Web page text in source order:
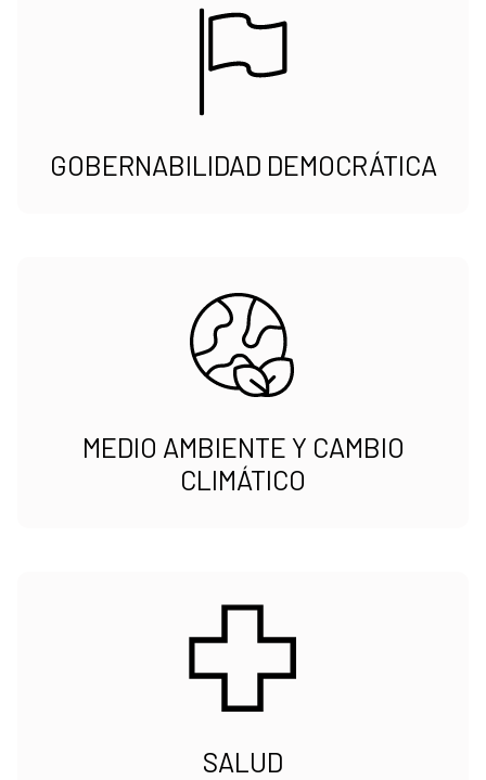
GOBERNABILIDAD DEMOCRÁTICA
MEDIO AMBIENTE Y CAMBIO
CLIMÁTICO
SALUD